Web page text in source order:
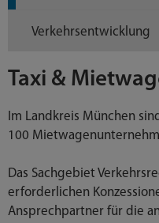
Taxi &
Im Landkreis München
100
Das Sachgebiet
erforderlichen
Ansprechpartner für die
Verkehrsentwicklung